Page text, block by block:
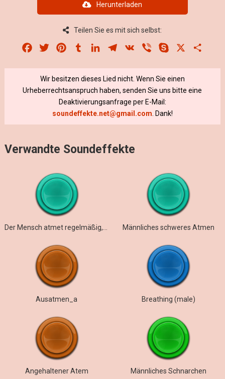
Herunterladen
Teilen Sie es mit sich selbst:
Facebook
Twitter PinterestTumblrLinkedInTelegram
VK Viber Skype
Wir besitzen dieses Lied nicht. Wenn Sie einen
Urheberrechtsanspruch haben, senden Sie uns bitte eine
Deaktivierungsanfrage per E-Mail:
soundeffekte.net@gmail.com . Dank!
Verwandte Soundeffekte
Männliches schweres Atmen
Ausatmen_a Breathing (male)
Angehaltener Atem Männliches Schnarchen